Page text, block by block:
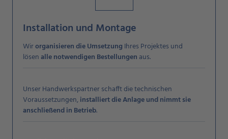
Installation und Montage
Wirorganisieren die Umsetzung Ihres Projektes und
lösenalle notwendigen Bestellungen aus.
Unser Handwerkspartner schafft die technischen
Voraussetzungen,installiertdie Anlage und nimmt sie
anschließend in Betrieb.